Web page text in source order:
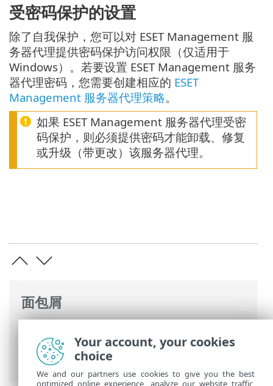
面包屑
ESET Management服务器代理部署> 服
务器代理保护
受密码保护的设置
除了自我保护，您可以对 ESET Management 服
务器代理提供密码保护访问权限（仅适用于
Windows）。若要设置 ESET Management 服务
器代理密码，您需要创建相应的 ESET
Management 服务器代理策略。
如果 ESET Management 服务器代理受密
码保护，则必须提供密码才能卸载、修复
或升级（带更改）该服务器代理。
Your account, your cookies
choice
We and our partners use cookies to give you the best
optimized online experience, analyze our website traffic,